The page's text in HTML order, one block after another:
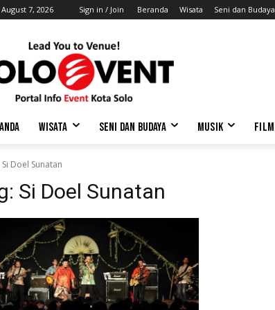
7, 2026 Sign in / Join Beranda Wisata Seni dan Budaya
WISATA SENI DAN BUDAYA MUSIK FILM
Si Doel Sunatan
Si Doel Sunatan